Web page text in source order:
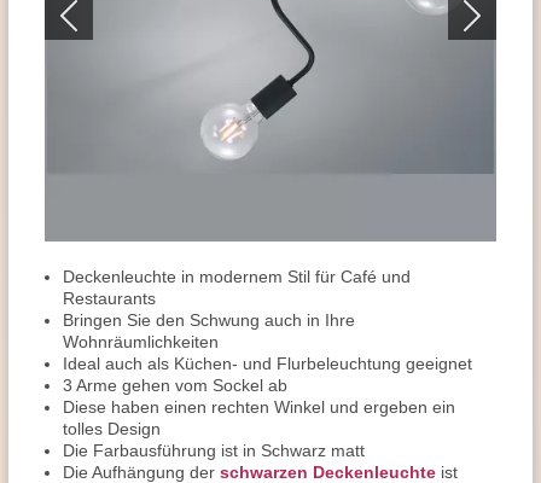
Deckenleuchte in modernem Stil für Café und
Restaurants
Bringen Sie den Schwung auch in Ihre
Wohnräumlichkeiten
Ideal auch als Küchen- und Flurbeleuchtung geeignet
3 Arme gehen vom Sockel ab
Diese haben einen rechten Winkel und ergeben ein
tolles Design
Die Farbausführung ist in Schwarz matt
Die Aufhängung der schwarzen Deckenleuchte ist